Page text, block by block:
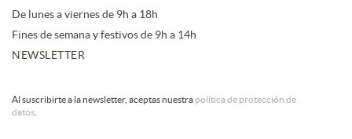
De lunes a viernes de 9h a 18h
Fines de semana y festivos de 9h a 14h
NEWSLETTER
Al suscribirte a la newsletter, aceptas nuestra política de protección de
datos